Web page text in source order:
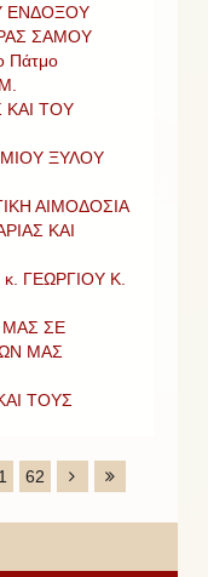
ΕΝΔΟΞΟΥ
ΣΑΜΟΥ
Πάτμο
ΤΟΥ
ΞΥΛΟΥ
ΑΙΜΟΔΟΣΙΑ
ΚΑΙ
ΓΕΩΡΓΙΟΥ Κ.
ΜΑΣ ΣΕ
ΜΑΣ
ΤΟΥΣ
62